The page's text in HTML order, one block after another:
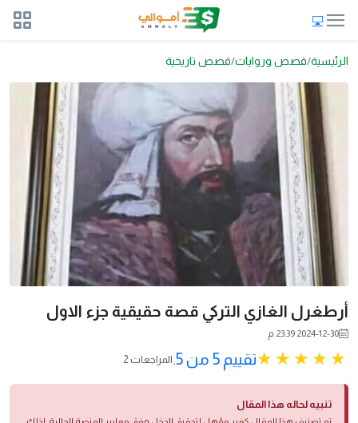
الرئيسية قصص وروايات قصص تاريخية
أرطغرل الغازي التركي قصة حقيقية جزء الاول
2024-12-30 23:39 م
تقييم 5 من 5. 2 المراجعات
تنبيه لحاله هذا المقال